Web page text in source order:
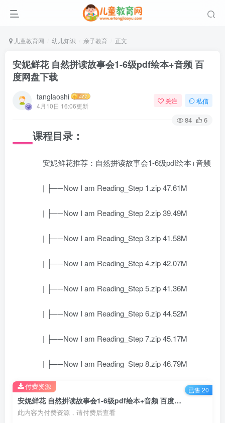
儿童教育网 幼儿知识 亲子教育 正文
安妮鲜花 自然拼读故事会1-6级pdf绘本+音频 百
度网盘下载
tanglaoshi
4月10日 16:06更新
关注 私信
84 6
课程目录：
安妮鲜花推荐：自然拼读故事会1-6级pdf绘本+音频
| ├──Now I am Reading_Step 1.zip 47.61M
| ├──Now I am Reading_Step 2.zip 39.49M
| ├──Now I am Reading_Step 3.zip 41.58M
| ├──Now I am Reading_Step 4.zip 42.07M
| ├──Now I am Reading_Step 5.zip 41.36M
| ├──Now I am Reading_Step 6.zip 44.52M
| ├──Now I am Reading_Step 7.zip 45.17M
| ├──Now I am Reading_Step 8.zip 46.79M
安妮鲜花 自然拼读故事会1-6级pdf绘本+音频 百度网盘下载
此内容为付费资源，请付费后查看
付费资源 已售 20